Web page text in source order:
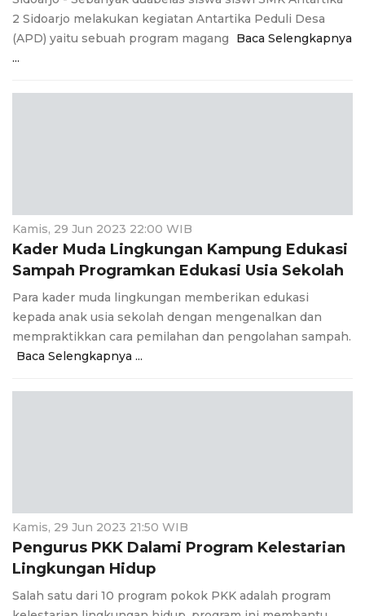
2 Sidoarjo melakukan kegiatan Antartika Peduli Desa
(APD) yaitu sebuah program magang
Baca Selengkapnya
...
Kamis, 29 Jun 2023 22:00 WIB
Kader Muda Lingkungan Kampung Edukasi
Sampah Programkan Edukasi Usia Sekolah
Para kader muda lingkungan memberikan edukasi
kepada anak usia sekolah dengan mengenalkan dan
mempraktikkan cara pemilahan dan pengolahan sampah.
Baca Selengkapnya ...
Kamis, 29 Jun 2023 21:50 WIB
Pengurus PKK Dalami Program Kelestarian
Lingkungan Hidup
Salah satu dari 10 program pokok PKK adalah program